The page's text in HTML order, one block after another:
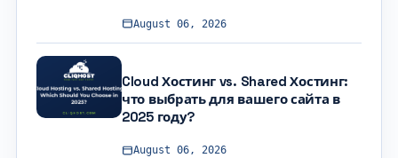
August 06, 2026
Cloud Хостинг vs. Shared Хостинг:
что выбрать для вашего сайта в
2025 году?
August 06, 2026